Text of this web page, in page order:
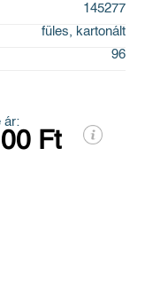
145277
füles, kartonált
96
ár:
Ft